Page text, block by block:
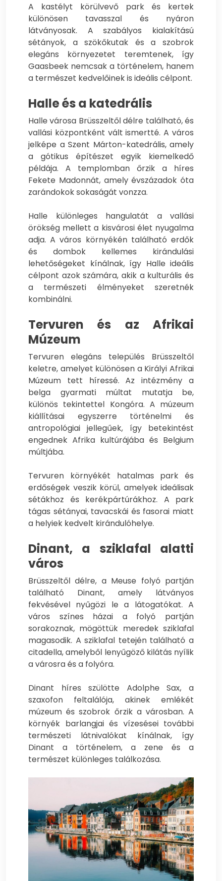
A kastélyt körülvevő park és kertek
különösen tavasszal és nyáron
látványosak. A szabályos kialakítású
sétányok, a szökőkutak és a szobrok
elegáns környezetet teremtenek, így
Gaasbeek nemcsak a történelem, hanem
a természet kedvelőinek is ideális célpont.
Halle és a katedrális
Halle városa Brüsszeltől délre található, és
vallási központként vált ismertté. A város
jelképe a Szent Márton-katedrális, amely
a gótikus építészet egyik kiemelkedő
példája. A templomban őrzik a híres
Fekete Madonnát, amely évszázadok óta
zarándokok sokaságát vonzza.
Halle különleges hangulatát a vallási
örökség mellett a kisvárosi élet nyugalma
adja. A város környékén található erdők
és dombok kellemes kirándulási
lehetőségeket kínálnak, így Halle ideális
célpont azok számára, akik a kulturális és
a természeti élményeket szeretnék
kombinálni.
Tervuren és az Afrikai
Múzeum
Tervuren elegáns település Brüsszeltől
keletre, amelyet különösen a Királyi Afrikai
Múzeum tett híressé. Az intézmény a
belga gyarmati múltat mutatja be,
különös tekintettel Kongóra. A múzeum
kiállításai egyszerre történelmi és
antropológiai jellegűek, így betekintést
engednek Afrika kultúrájába és Belgium
múltjába.
Tervuren környékét hatalmas park és
erdőségek veszik körül, amelyek ideálisak
sétákhoz és kerékpártúrákhoz. A park
tágas sétányai, tavacskái és fasorai miatt
a helyiek kedvelt kirándulóhelye.
Dinant, a sziklafal alatti
város
Brüsszeltől délre, a Meuse folyó partján
található Dinant, amely látványos
fekvésével nyűgözi le a látogatókat. A
város színes házai a folyó partján
sorakoznak, mögöttük meredek sziklafal
magasodik. A sziklafal tetején található a
citadella, amelyből lenyűgöző kilátás nyílik
a városra és a folyóra.
Dinant híres szülötte Adolphe Sax, a
szaxofon feltalálója, akinek emlékét
múzeum és szobrok őrzik a városban. A
környék barlangjai és vízesései további
természeti látnivalókat kínálnak, így
Dinant a történelem, a zene és a
természet különleges találkozása.